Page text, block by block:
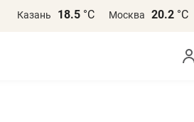
Казань 18.5 °С Москва 20.2 °С